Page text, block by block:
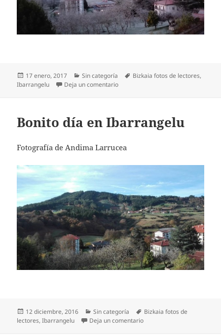
Publicado
el
17 enero, 2017 Categorías
Sin categoría Etiquetas
Bizkaia fotos de lectores,
Ibarrangelu
Deja un comentarioen Mañana helada en Ibarrangelu
Bonito día en Ibarrangelu
Fotografía de Andima Larrucea
Publicado
el
12 diciembre, 2016 Categorías
Sin categoría Etiquetas
Bizkaia fotos de
lectores,Ibarrangelu Deja un comentarioen Bonito día en